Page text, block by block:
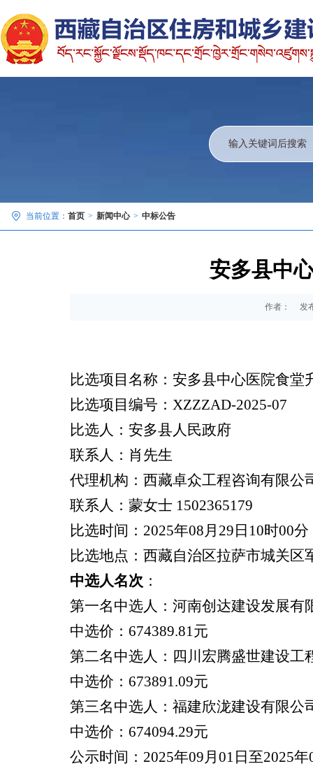
当前位置： 首页 > 新闻中心 > 中标公告
安多县中
作者： 发
比选项目名称：安多县中心医院食堂
比选项目编号：XZZZAD-2025-07
比选人：安多县人民政府
联系人： 肖先生
代理机构：西藏卓众工程咨询有限公
联系人： 蒙女士 1502365179
比选时间：2025年08月29日10时00分
比选地点： 西藏自治区拉萨市城关区
中选人名次 ：
第一名中选人：河南创达建设发展有
中选价：674389.81元
第二名中选人：四川宏腾盛世建设工
中选价：673891.09元
第三名中选人：福建欣泷建设有限公
中选价：674094.29元
公示时间：2025年09月01 日至2025年